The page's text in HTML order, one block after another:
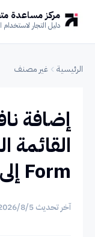
مركز مساعدة
دليل التجار
الرئيسية غير مصنف
إضافة
Form إلى المتجر
آخر تحديث5‏/8‏/2026